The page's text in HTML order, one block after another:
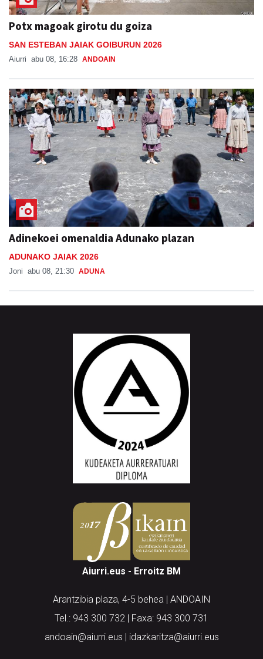
Potx magoak girotu du goiza
SAN ESTEBAN JAIAK GOIBURUN 2026
Aiurri abu 08, 16:28 ANDOAIN
Adinekoei omenaldia Adunako plazan
ADUNAKO JAIAK 2026
Joni abu 08, 21:30 ADUNA
Aiurri.eus - Erroitz BM
Arantzibia plaza, 4-5 behea | ANDOAIN
Tel.: 943 300 732 | Faxa: 943 300 731
andoain@aiurri.eus | idazkaritza@aiurri.eus